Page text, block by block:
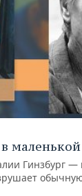
Гинзбург —